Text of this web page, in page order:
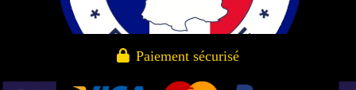
 Paiement sécurisé